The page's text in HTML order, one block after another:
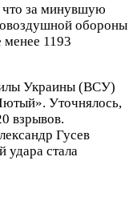
что за минувшую
обороны
1193
Украины (ВСУ)
Уточнялось,
взрывов.
Гусев
удара стала